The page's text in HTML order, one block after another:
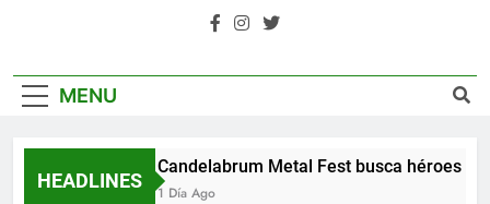
MENU
HEADLINES
Candelabrum Metal Fest busca héroes de
1 Día Ago